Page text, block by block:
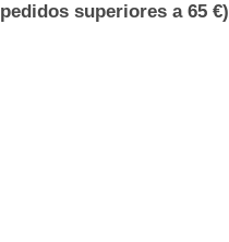
pedidos superiores a 65 €)